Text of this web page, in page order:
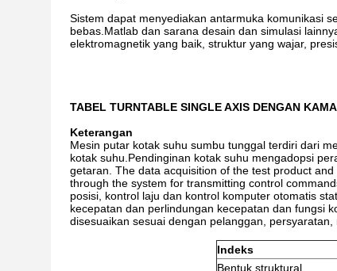
Sistem dapat menyediakan antarmuka komunikasi
bebas.Matlab dan sarana desain dan simulasi
elektromagnetik yang baik, struktur yang wajar,
TABEL TURNTABLE SINGLE AXIS DENGAN
Keterangan
Mesin putar kotak suhu sumbu tunggal terdiri dari
kotak suhu.Pendinginan kotak suhu mengadopsi
getaran. The data acquisition of the test product
through the system for transmitting control
posisi, kontrol laju dan kontrol komputer otomatis
kecepatan dan perlindungan kecepatan dan fungsi
disesuaikan sesuai dengan pelanggan,
Indeks
Bentuk struktural